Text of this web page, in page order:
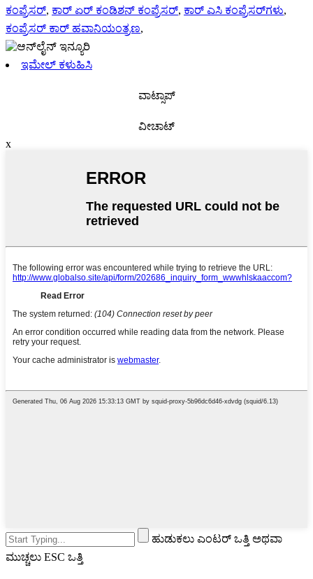
ಕಂಪ್ರೆಸರ್, ಕಾರ್ ಏರ್ ಕಂಡಿಶನ್ ಕಂಪ್ರೆಸರ್, ಕಾರ್ ಎಸಿ ಕಂಪ್ರೆಸರ್‌ಗಳು,
ಕಂಪ್ರೆಸರ್ ಕಾರ್ ಹವಾನಿಯಂತ್ರಣ,
ಇಮೇಲ್ ಕಳುಹಿಸಿ
ವಾಟ್ಸಾಪ್
ವೀಚಾಟ್
x
ಹುಡುಕಲು ಎಂಟರ್ ಒತ್ತಿ ಅಥವಾ
ಮುಚ್ಚಲು ESC ಒತ್ತಿ